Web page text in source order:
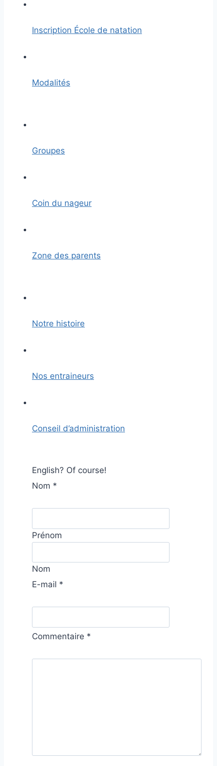
Inscription École de natation
Modalités
Groupes
Coin du nageur
Zone des parents
Notre histoire
Nos entraineurs
Conseil d’administration
English? Of course!
Nom *
Prénom
Nom
E-mail *
Commentaire *